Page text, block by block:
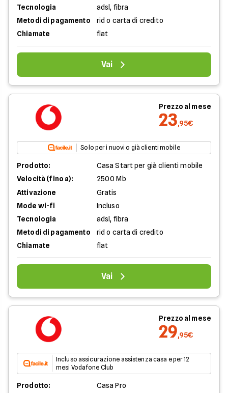
Tecnologia
adsl, fibra
Metodi di pagamento
rid o carta di credito
Chiamate
flat
Vai
Prezzo al mese
23,95€
Solo per i nuovi o già clienti mobile
Prodotto:
Casa Start per già clienti mobile
Velocità (fino a):
2500 Mb
Attivazione
Gratis
Mode wi-fi
Incluso
Tecnologia
adsl, fibra
Metodi di pagamento
rid o carta di credito
Chiamate
flat
Vai
Prezzo al mese
29,95€
Incluso assicurazione assistenza casa e per 12
mesi Vodafone Club
Prodotto:
Casa Pro